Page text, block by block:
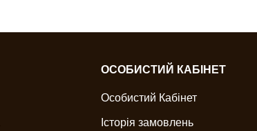
ОСОБИСТИЙ КАБІНЕТ
Особистий Кабінет
Історія замовлень